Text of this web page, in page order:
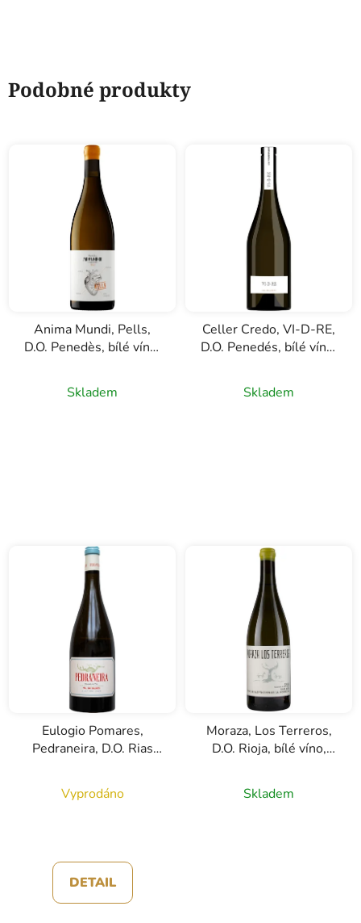
Podobné produkty
Anima Mundi, Pells,
D.O. Penedès, bílé víno,
Skladem
Celler Credo, VI-D-RE,
D.O. Penedés, bílé víno,
Skladem
Eulogio Pomares,
Pedraneira, D.O. Rias
Vyprodáno
DETAIL
Moraza, Los Terreros,
D.O. Rioja, bílé víno,
Skladem